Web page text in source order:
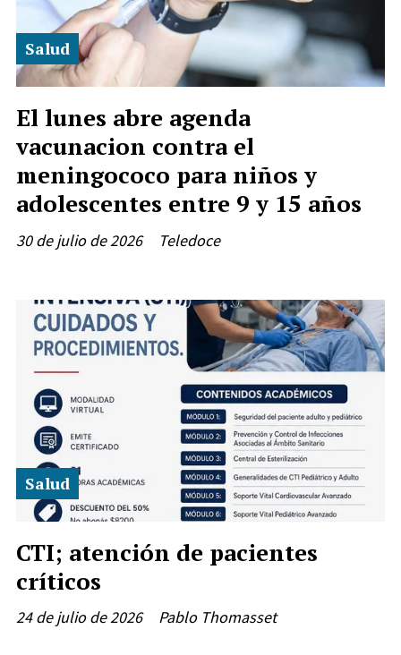
El lunes abre agenda
vacunacion contra el
meningococo para niños y
adolescentes entre 9 y 15 años
Teledoce
Salud
30 de julio de 2026
CTI; atención de pacientes
críticos
Pablo Thomasset
Salud
24 de julio de 2026